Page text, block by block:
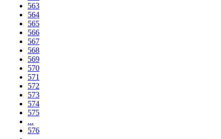
563
564
565
566
567
568
569
570
571
572
573
574
575
...
576